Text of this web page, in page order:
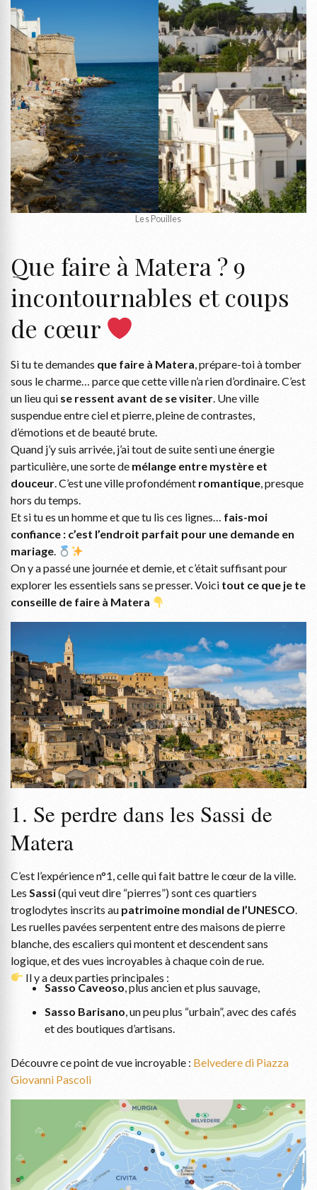
Les Pouilles
Que faire à Matera ? 9
incontournables et coups
de cœur
Si tu te demandes que faire à Matera, prépare-toi à tomber
sous le charme… parce que cette ville n’a rien d’ordinaire. C’est
un lieu qui se ressent avant de se visiter. Une ville
suspendue entre ciel et pierre, pleine de contrastes,
d’émotions et de beauté brute.
Quand j’y suis arrivée, j’ai tout de suite senti une énergie
particulière, une sorte de mélange entre mystère et
douceur. C’est une ville profondément romantique, presque
hors du temps.
Et si tu es un homme et que tu lis ces lignes… fais-moi
confiance : c’est l’endroit parfait pour une demande en
mariage.
On y a passé une journée et demie, et c’était suffisant pour
explorer les essentiels sans se presser. Voici tout ce que je te
conseille de faire à Matera
1. Se perdre dans les Sassi de
Matera
C’est l’expérience n°1, celle qui fait battre le cœur de la ville.
Les Sassi(qui veut dire “pierres”) sont ces quartiers
troglodytes inscrits au patrimoine mondial de l’UNESCO
Les ruelles pavées serpentent entre des maisons de pierre
blanche, des escaliers qui montent et descendent sans
logique, et des vues incroyables à chaque coin de rue.
Il y a deux parties principales :
Sasso Caveoso , plus ancien et plus sauvage,
Sasso Barisano , un peu plus “urbain”, avec des cafés
et des boutiques d’artisans.
Découvre ce point de vue incroyable : Belvedere di Piazza
Giovanni Pascoli